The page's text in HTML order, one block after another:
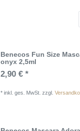
Benecos Fun Size
onyx 2,5ml
2,90 € *
*inkl. ges. MwSt. zzgl.